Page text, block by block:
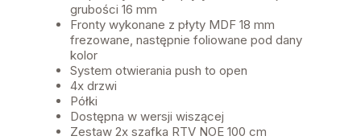
grubości 16 mm
Fronty wykonane z płyty MDF 18 mm
frezowane, następnie foliowane pod dany
kolor
System otwierania push to open
4x drzwi
Półki
Dostępna w wersji wiszącej
Zestaw 2x szafka RTV NOE 100 cm